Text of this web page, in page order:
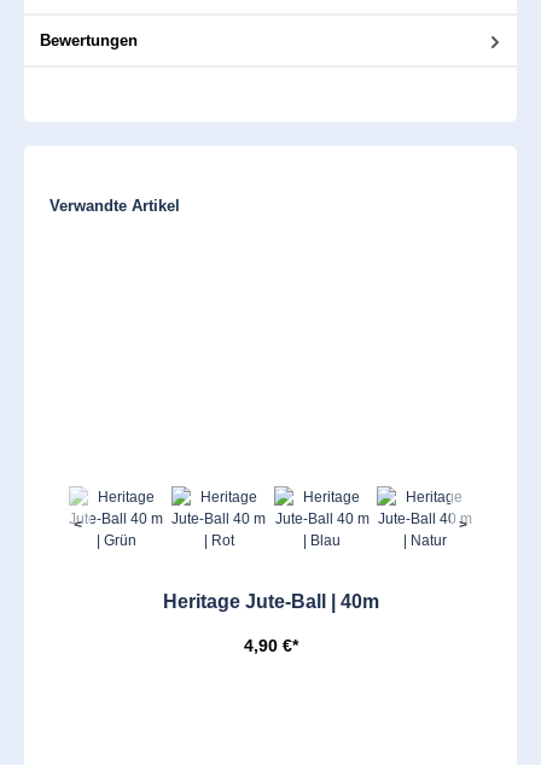
Bewertungen
Produktgalerie überspringen
Verwandte Artikel
< >
Heritage Jute-Ball | 40m
4,90 €*